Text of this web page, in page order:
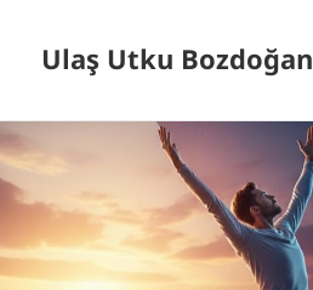
Ulaş Utku Bozdoğan